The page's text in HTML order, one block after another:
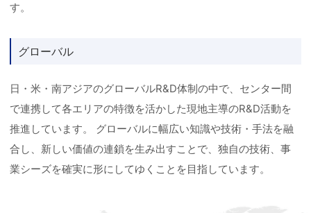
す。
グローバル
日・米・南アジアのグローバルR&D体制の中で、センター間
で連携して各エリアの特徴を活かした現地主導のR&D活動を
推進しています。 グローバルに幅広い知識や技術・手法を融
合し、新しい価値の連鎖を生み出すことで、独自の技術、事
業シーズを確実に形にしてゆくことを目指しています。